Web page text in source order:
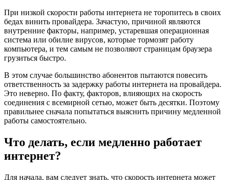
При низкой скорости работы интернета не торопитесь в своих
бедах винить провайдера. Зачастую, причиной являются
внутренние факторы, например, устаревшая операционная
система или обилие вирусов, которые тормозят работу
компьютера, и тем самым не позволяют страницам браузера
грузиться быстро.
В этом случае большинство абонентов пытаются повесить
ответственность за задержку работы интернета на провайдера.
Это неверно. По факту, факторов, влияющих на скорость
соединения с всемирной сетью, может быть десятки. Поэтому
правильнее сначала попытаться выяснить причину медленной
работы самостоятельно.
Что делать, если медленно работает
интернет?
Для начала, вам следует знать, что скорость интернета может